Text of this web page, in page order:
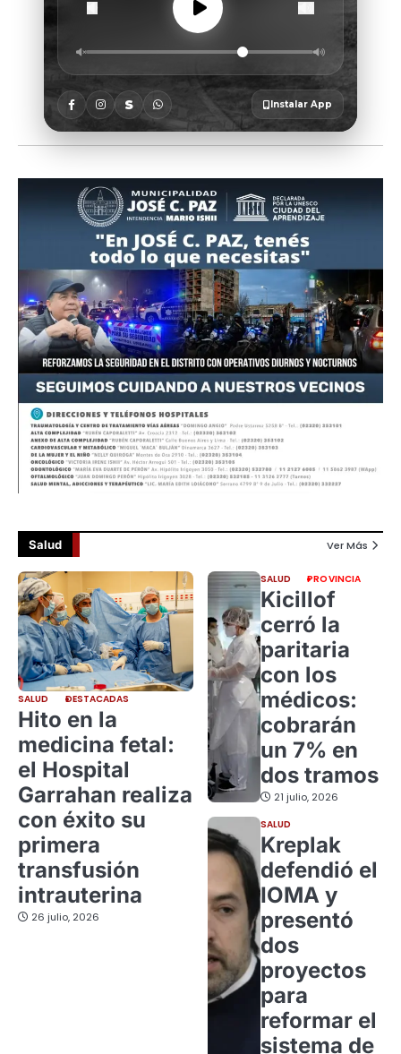
Salud Ver Más
SALUD DESTACADAS
Hito en la
medicina fetal:
el Hospital
Garrahan realiza
con éxito su
primera
transfusión
intrauterina
26 julio, 2026
SALUD PROVINCIA
Kicillof
cerró la
paritaria
con los
médicos:
cobrarán
un 7% en
dos tramos
21 julio, 2026
SALUD
Kreplak
defendió el
IOMA y
presentó
dos
proyectos
para
reformar el
sistema de